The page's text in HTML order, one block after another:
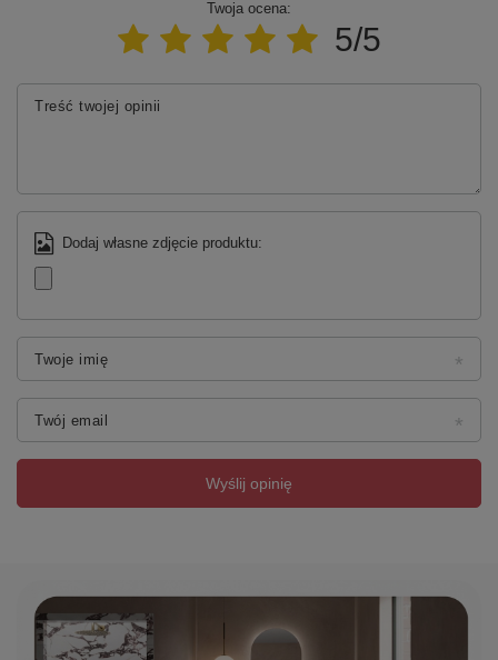
Twoja ocena:
5/5
Treść twojej opinii
Dodaj własne zdjęcie produktu:
Twoje imię
Twój email
Wyślij opinię